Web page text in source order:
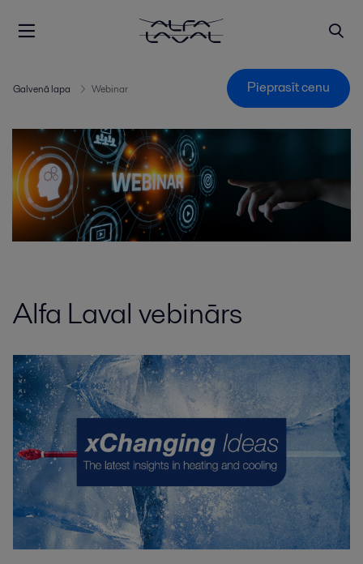
Galvenā lapa Webinar Pieprasīt cenu
Alfa Laval vebinārs